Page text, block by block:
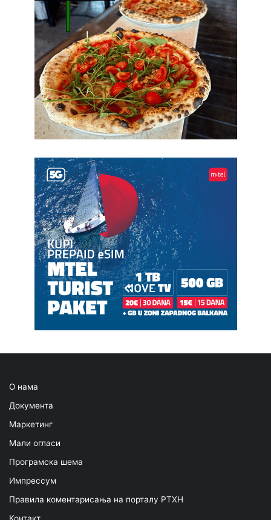
О нама
Документа
Маркетинг
Мали огласи
Програмска шема
Импрессум
Правила коментарисања на порталу РТХН